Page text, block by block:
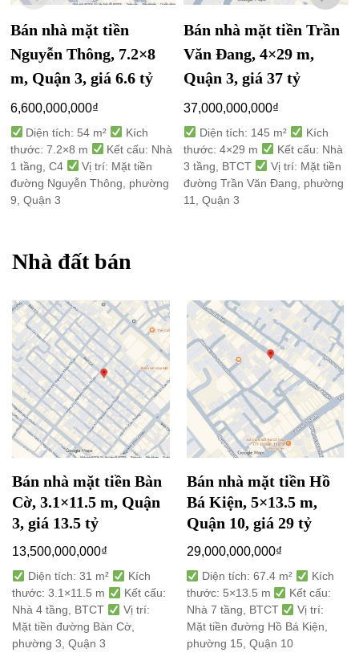
Bán nhà mặt tiền
Nguyễn Thông, 7.2×8
m, Quận 3, giá 6.6 tỷ
6,600,000,000₫
Diện tích: 54 m²
Kích
thước: 7.2×8 m
Kết cấu: Nhà
1 tầng, C4
Vị trí: Mặt tiền
đường Nguyễn Thông, phường
9, Quận 3
Bán nhà mặt tiền Trần
Văn Đang, 4×29 m,
Quận 3, giá 37 tỷ
37,000,000,000₫
Diện tích: 145 m²
Kích
thước: 4×29 m
Kết cấu: Nhà
3 tầng, BTCT
Vị trí: Mặt tiền
đường Trần Văn Đang, phường
11, Quận 3
Nhà đất bán
Bán nhà mặt tiền Bàn
Cờ, 3.1×11.5 m, Quận
3, giá 13.5 tỷ
13,500,000,000₫
Diện tích: 31 m²
Kích
thước: 3.1×11.5 m
Kết cấu:
Nhà 4 tầng, BTCT
Vị trí:
Mặt tiền đường Bàn Cờ,
phường 3, Quận 3
Bán nhà mặt tiền Hồ
Bá Kiện, 5×13.5 m,
Quận 10, giá 29 tỷ
29,000,000,000₫
Diện tích: 67.4 m²
Kích
thước: 5×13.5 m
Kết cấu:
Nhà 7 tầng, BTCT
Vị trí:
Mặt tiền đường Hồ Bá Kiện,
phường 15, Quận 10